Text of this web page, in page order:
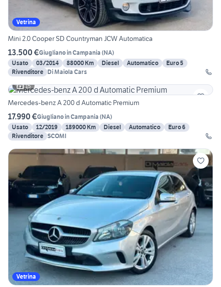
Vetrina
Mini 2.0 Cooper SD Countryman JCW Automatica
13.500 €Giugliano in Campania (NA)
Usato
03/2014 88000 Km Diesel Automatico
Euro 5
Rivenditore Di Maiola Cars
15
Mercedes-benz A 200 d Automatic Premium
17.990 €Giugliano in Campania (NA)
Usato
12/2019 189000 Km Diesel Automatico
Euro 6
Rivenditore SCOMI
Vetrina